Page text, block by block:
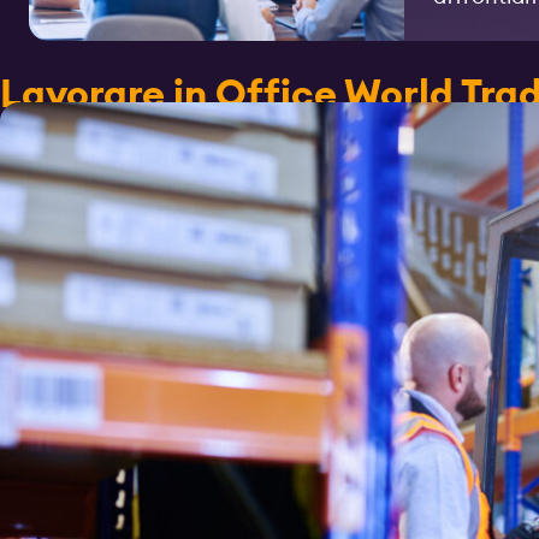
Lavorare in Office World
moderno e attraente